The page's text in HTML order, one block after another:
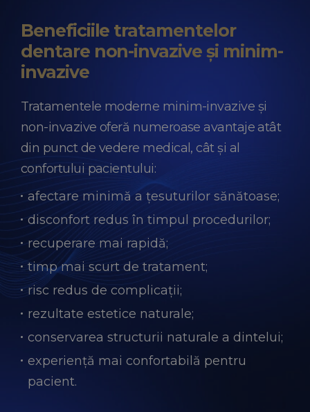
Beneficiile tratamentelor
dentare non-invazive și minim-
invazive
Tratamentele moderne minim-invazive și
non-invazive oferă numeroase avantaje atât
din punct de vedere medical, cât și al
confortului pacientului:
afectare minimă a țesuturilor sănătoase;
disconfort redus în timpul procedurilor;
recuperare mai rapidă;
timp mai scurt de tratament;
risc redus de complicații;
rezultate estetice naturale;
conservarea structurii naturale a dintelui;
experiență mai confortabilă pentru
pacient.